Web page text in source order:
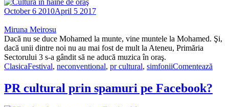
October 6 2010April 5 2017
Miruna Meirosu
Dacă nu se duce Mohamed la munte, vine muntele la Mohamed. Şi,
dacă unii dintre noi nu au mai fost de mult la Ateneu, Primăria
Sectorului 3 s-a gândit să ne aducă muzica în oraş.
ClasicaFestival, neconventional, pr cultural, simfoniiComentează
PR cultural prin spamuri pe Facebook?